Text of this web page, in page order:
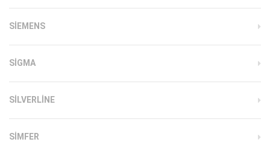
SIEMENS
SIGMA
SILVERLINE
SIMFER